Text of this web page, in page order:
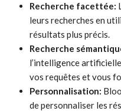
Recherche facettée:
leurs recherches en
résultats plus précis.
Recherche
l’intelligence
vos requêtes et vous
Personnalisation:
de personnaliser les